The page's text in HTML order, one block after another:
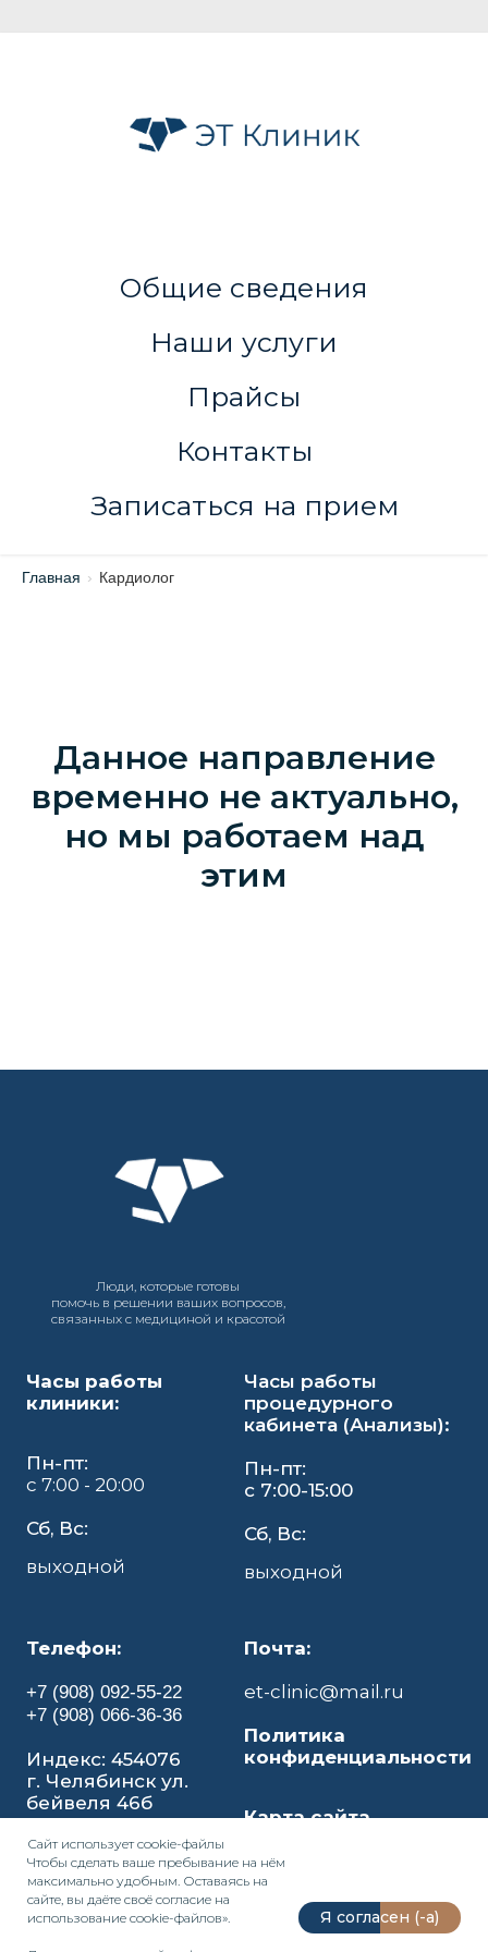
Общие сведения
Наши услуги
Прайсы
Контакты
Записаться на прием
Главная › Кардиолог
Данное направление
временно не актуально,
но мы работаем над
этим
Сайт используетcookie-файлы
Чтобы сделать ваше пребывание на нём
максимально удобным. Оставаясь на
сайте, вы даёте своё согласие на
использование cookie-файлов».
Я согласен (-а)
Люди, которые готовы
помочь в решении ваших вопросов,
связанных с медициной и красотой
Часы работы
клиники:
Пн-пт:
с 7:00 - 20:00
Сб, Вс:
выходной
Часы работы
процедурного
кабинета (Анализы):
Пн-пт:
с 7:00-15:00
Сб, Вс:
выходной
Телефон:
+7 (908) 092-55-22
+7 (908) 066-36-36
Индекс: 454076
г. Челябинск ул.
бейвеля 46б
Почта:
et-clinic@mail.ru
Политика
конфиденциальности
Карта сайта